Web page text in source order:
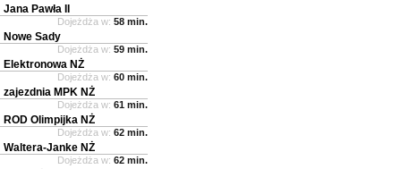
Jana Pawła II
Dojeżdża w: 58 min.
Nowe Sady
Dojeżdża w: 59 min.
Elektronowa NŻ
Dojeżdża w: 60 min.
zajezdnia MPK NŻ
Dojeżdża w: 61 min.
ROD Olimpijka NŻ
Dojeżdża w: 62 min.
Waltera-Janke NŻ
Dojeżdża w: 62 min.